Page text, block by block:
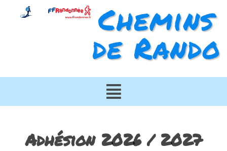
Chemins
de Rando
Adhésion 2026 / 2027